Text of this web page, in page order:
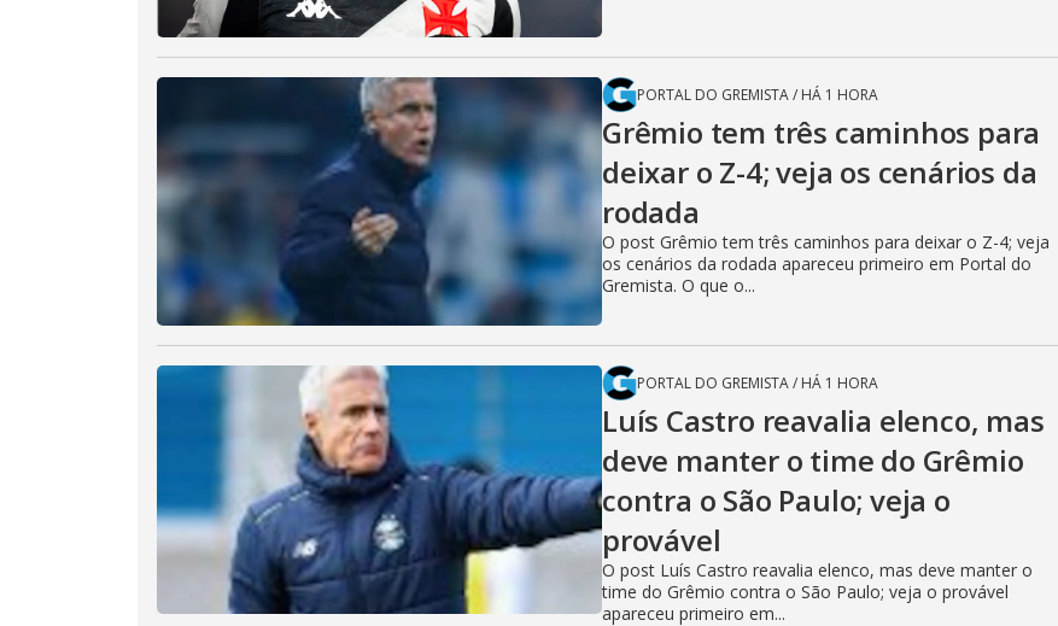
PORTAL DO GREMISTA/ HÁ 1 HORA
Grêmio tem três caminhos para
deixar o Z-4; veja os cenários da
rodada
O post Grêmio tem três caminhos para deixar o Z-4; veja
os cenários da rodada apareceu primeiro em Portal do
Gremista. O que o...
PORTAL DO GREMISTA/ HÁ 1 HORA
Luís Castro reavalia elenco, mas
deve manter o time do Grêmio
contra o São Paulo; veja o
provável
O post Luís Castro reavalia elenco, mas deve manter o
time do Grêmio contra o São Paulo; veja o provável
apareceu primeiro em...